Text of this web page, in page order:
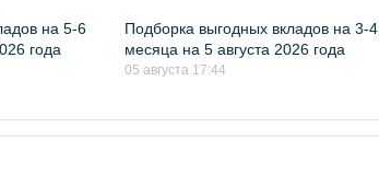
на 5-6
года
Подборка выгодных вкладов на 3-4
месяца на 5 августа 2026 года
05 августа 17:44